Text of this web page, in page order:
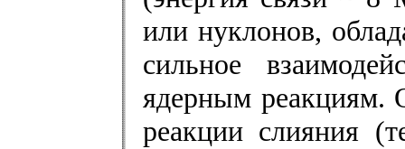
или нуклонов,
сильное
ядерным реакциям.
реакции слияния